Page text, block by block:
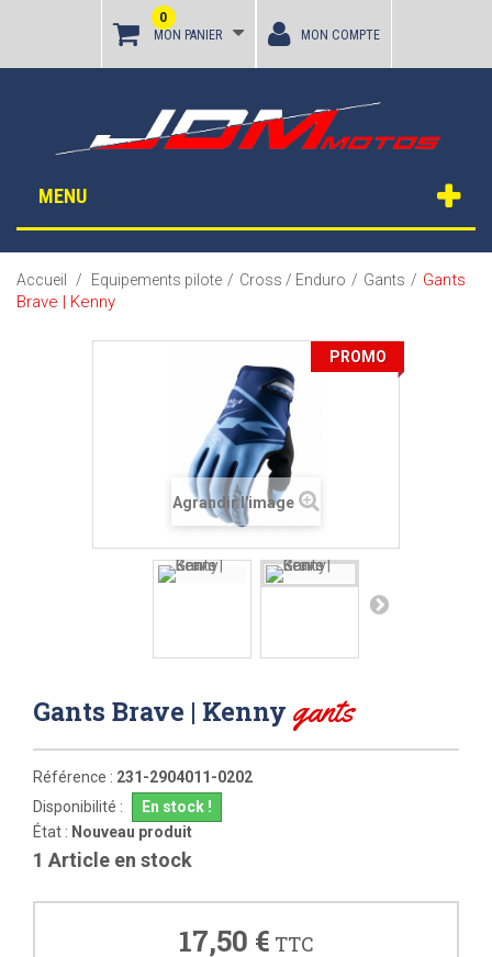
MON PANIER
0
MON COMPTE
MENU
Accueil / Equipements pilote / Cross / Enduro / Gants / Gants
Brave | Kenny
PROMO
Agrandir l'image
Gants Brave | Kenny gants
Référence : 231-2904011-0202
Disponibilité :
En stock !
État : Nouveau produit
1 Article en stock
17,50 € TTC